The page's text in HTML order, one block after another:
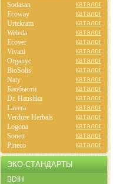
Sodasan
каталог
Ecoway
каталог
Urtekram
каталог
Weleda
каталог
Ecover
каталог
Vivani
каталог
Organyc
каталог
BioSolis
каталог
Naty
каталог
Биобьюти
каталог
Dr. Haushka
каталог
Lavera
каталог
Verdure Herbals
каталог
Logona
каталог
Sonett
каталог
Pineco
каталог
ЭКО-СТАНДАРТЫ
BDIH